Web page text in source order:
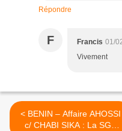
Répondre
F Francis 01/
Vivement
< BENIN – Affaire AHOSSI
c/ CHABI SIKA : La SGP